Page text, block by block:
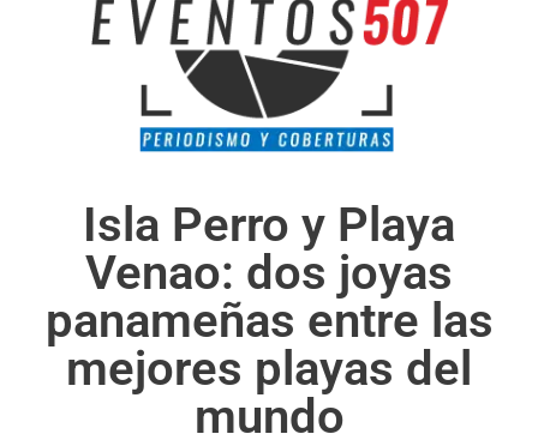
Isla Perro y Playa
Venao: dos joyas
panameñas entre las
mejores playas del
mundo